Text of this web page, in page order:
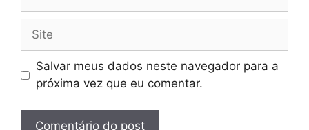
Site
Salvar meus dados neste navegador para a
próxima vez que eu comentar.